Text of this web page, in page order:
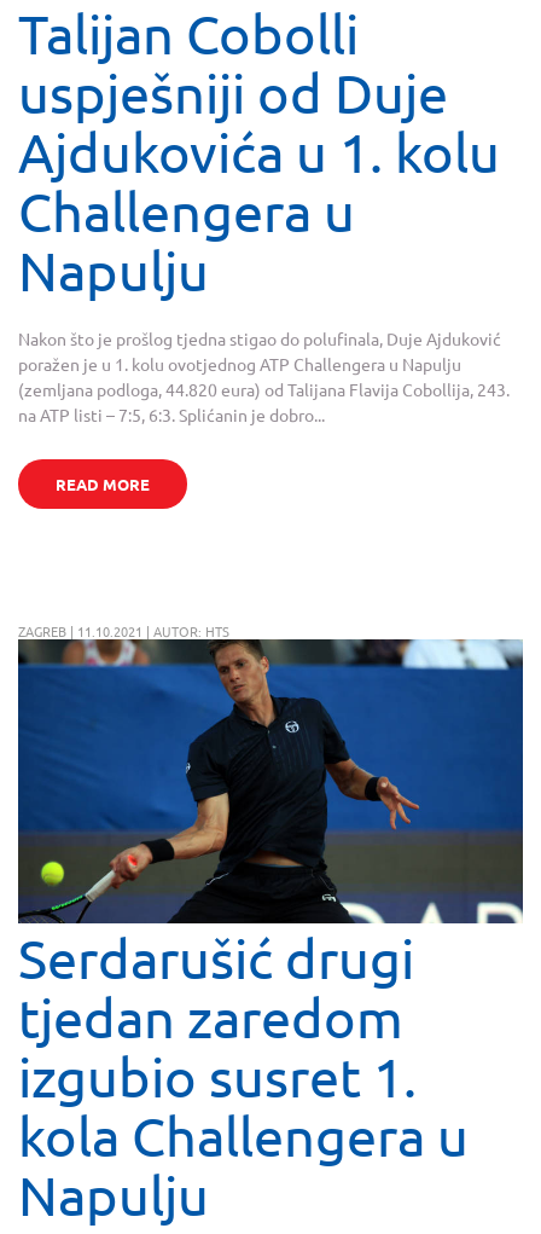
Talijan Cobolli
uspješniji od Duje
Ajdukovića u 1. kolu
Challengera u
Napulju
Nakon što je prošlog tjedna stigao do polufinala, Duje Ajduković
poražen je u 1. kolu ovotjednog ATP Challengera u Napulju
(zemljana podloga, 44.820 eura) od Talijana Flavija Cobollija, 243.
na ATP listi – 7:5, 6:3. Splićanin je dobro...
READ MORE
ZAGREB | 11.10.2021 | AUTOR: HTS
Serdarušić drugi
tjedan zaredom
izgubio susret 1.
kola Challengera u
Napulju